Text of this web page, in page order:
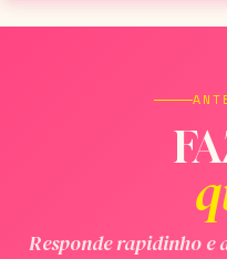
Responde rapidinho e